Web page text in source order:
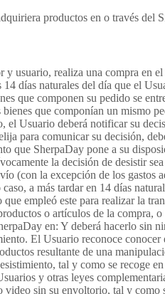
productos en o través del
usuario, realiza una compra en
días naturales del día que el
que componen su pedido se
que componían un mismo
el Usuario deberá notificar su
para comunicar su decisión,
que SherpaDay pone a su
la decisión de desistir
(con la excepción de los
a más tardar en 14 días
empleó este para realizar la
o artículos de la compra,
en: Y deberá hacerlo sin
El Usuario reconoce
resultante de una
tal y como se recoge
y otras leyes
sin su envoltorio, tal y como